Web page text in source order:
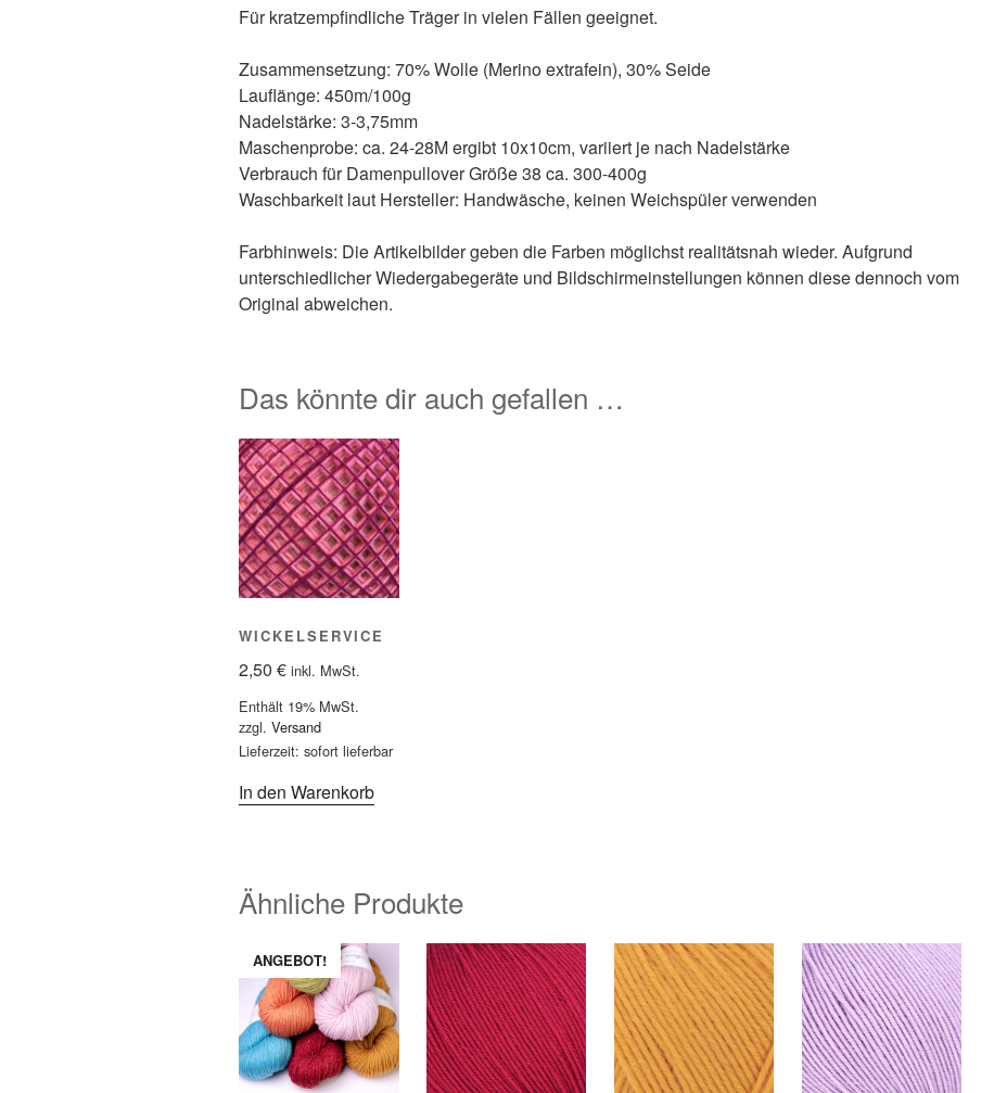
Für kratzempfindliche Träger in vielen Fällen geeignet.
Zusammensetzung: 70% Wolle (Merino extrafein), 30% Seide
Lauflänge: 450m/100g
Nadelstärke: 3-3,75mm
Maschenprobe: ca. 24-28M ergibt 10x10cm, variiert je nach Nadelstärke
Verbrauch für Damenpullover Größe 38 ca. 300-400g
Waschbarkeit laut Hersteller: Handwäsche, keinen Weichspüler verwenden
Farbhinweis: Die Artikelbilder geben die Farben möglichst realitätsnah wieder. Aufgrund
unterschiedlicher Wiedergabegeräte und Bildschirmeinstellungen können diese dennoch vom
Original abweichen.
Das könnte dir auch gefallen …
WICKELSERVICE
2,50 € inkl. MwSt.
Enthält 19% MwSt.
zzgl. Versand
Lieferzeit: sofort lieferbar
In den Warenkorb
Ähnliche Produkte
ANGEBOT!